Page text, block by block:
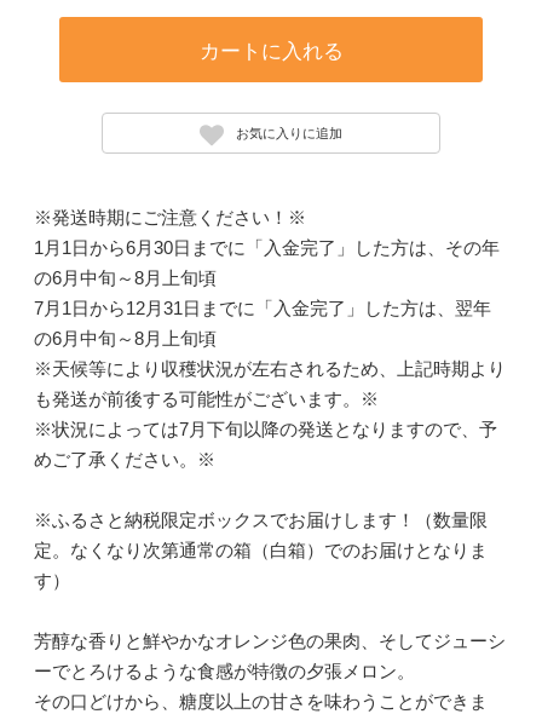
カートに入れる
お気に入りに追加
※発送時期にご注意ください！※
1月1日から6月30日までに「入金完了」した方は、その年
の6月中旬～8月上旬頃
7月1日から12月31日までに「入金完了」した方は、翌年
の6月中旬～8月上旬頃
※天候等により収穫状況が左右されるため、上記時期より
も発送が前後する可能性がございます。※
※状況によっては7月下旬以降の発送となりますので、予
めご了承ください。※
※ふるさと納税限定ボックスでお届けします！（数量限
定。なくなり次第通常の箱（白箱）でのお届けとなりま
す）
芳醇な香りと鮮やかなオレンジ色の果肉、そしてジューシ
ーでとろけるような食感が特徴の夕張メロン。
その口どけから、糖度以上の甘さを味わうことができま